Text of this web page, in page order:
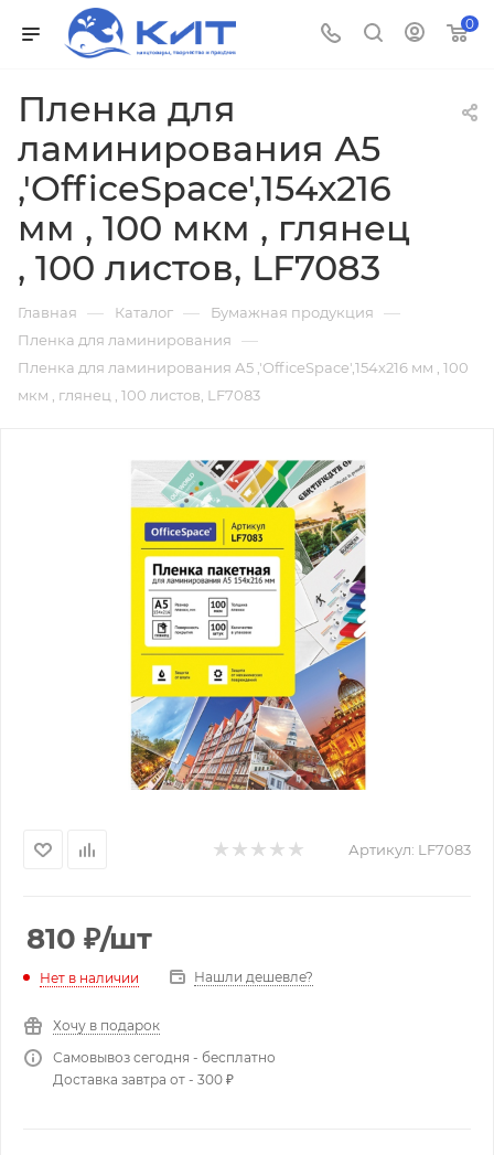
0
Пленка для
ламинирования А5
,'OfficeSpace',154х216
мм , 100 мкм , глянец
, 100 листов, LF7083
Главная — Каталог — Бумажная продукция —
Пленка для ламинирования —
Пленка для ламинирования А5 ,'OfficeSpace',154х216 мм , 100
мкм , глянец , 100 листов, LF7083
Артикул: LF7083
810 ₽/шт
Нет в наличии Нашли дешевле?
Хочу в подарок
Самовывоз сегодня - бесплатно
Доставка завтра от - 300 ₽